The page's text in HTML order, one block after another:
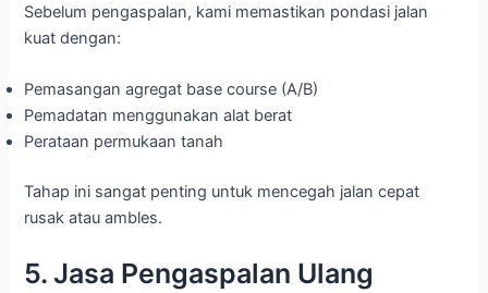
Sebelum pengaspalan, kami memastikan pondasi jalan
kuat dengan:
Pemasangan agregat base course (A/B)
Pemadatan menggunakan alat berat
Perataan permukaan tanah
Tahap ini sangat penting untuk mencegah jalan cepat
rusak atau ambles.
5. Jasa Pengaspalan Ulang